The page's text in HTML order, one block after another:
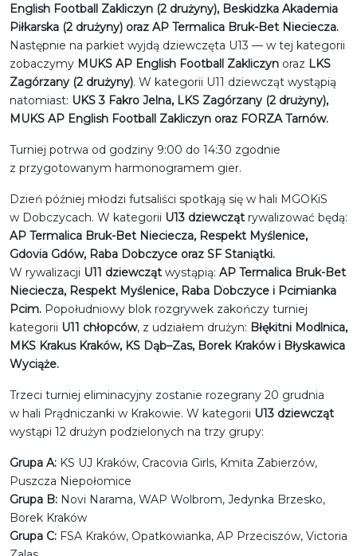
English Football Zakliczyn (2 drużyny), Beskidzka Akademia
Piłkarska (2 drużyny) oraz AP Termalica Bruk-Bet Nieciecza.
Następnie na parkiet wyjdą dziewczęta U13 — w tej kategorii
zobaczymy MUKS AP English Football Zakliczyn oraz LKS
Zagórzany (2 drużyny). W kategorii U11 dziewcząt wystąpią
natomiast: UKS 3 Fakro Jelna, LKS Zagórzany (2 drużyny),
MUKS AP English Football Zakliczyn oraz FORZA Tarnów.
Turniej potrwa od godziny 9:00 do 14:30 zgodnie
z przygotowanym harmonogramem gier.
Dzień później młodzi futsaliści spotkają się w hali MGOKiS
w Dobczycach. W kategorii U13 dziewcząt rywalizować będą:
AP Termalica Bruk-Bet Nieciecza, Respekt Myślenice,
Gdovia Gdów, Raba Dobczyce oraz SF Staniątki.
W rywalizacji U11 dziewcząt wystąpią: AP Termalica Bruk-Bet
Nieciecza, Respekt Myślenice, Raba Dobczyce i Pcimianka
Pcim. Popołudniowy blok rozgrywek zakończy turniej
kategorii U11 chłopców, z udziałem drużyn: Błękitni Modlnica,
MKS Krakus Kraków, KS Dąb–Zas, Borek Kraków i Błyskawica
Wyciąże.
Trzeci turniej eliminacyjny zostanie rozegrany 20 grudnia
w hali Prądniczanki w Krakowie. W kategorii U13 dziewcząt
wystąpi 12 drużyn podzielonych na trzy grupy:
Grupa A: KS UJ Kraków, Cracovia Girls, Kmita Zabierzów,
Puszcza Niepołomice
Grupa B: Novi Narama, WAP Wolbrom, Jedynka Brzesko,
Borek Kraków
Grupa C: FSA Kraków, Opatkowianka, AP Przeciszów, Victoria